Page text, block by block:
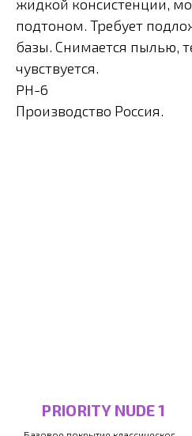
жидкой консистенции,
подтоном. Требует
базы. Снимается пылью,
чувствуется.
PH-6
Производство Россия.
PRIORITY NUDE 1